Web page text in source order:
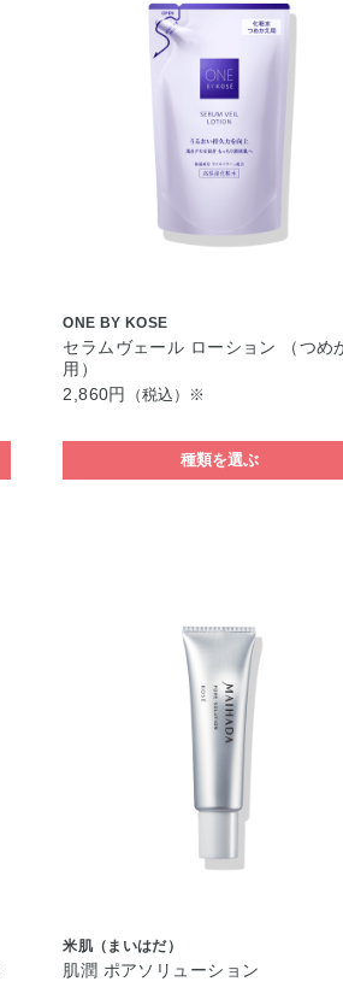
ONE BY KOSE
セラムヴェール ローション （つめ
用）
2,860円
（税込）※
種類を選ぶ
米肌（まいはだ）
肌潤 ポアソリューション